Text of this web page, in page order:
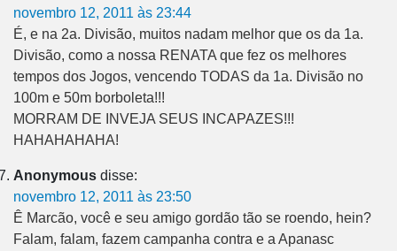
novembro 12, 2011 às 23:44
É, e na 2a. Divisão, muitos nadam melhor que os da 1a.
Divisão, como a nossa RENATA que fez os melhores
tempos dos Jogos, vencendo TODAS da 1a. Divisão no
100m e 50m borboleta!!!
MORRAM DE INVEJA SEUS INCAPAZES!!!
HAHAHAHAHA!
Anonymous disse:
novembro 12, 2011 às 23:50
Ê Marcão, você e seu amigo gordão tão se roendo, hein?
Falam, falam, fazem campanha contra e a Apanasc